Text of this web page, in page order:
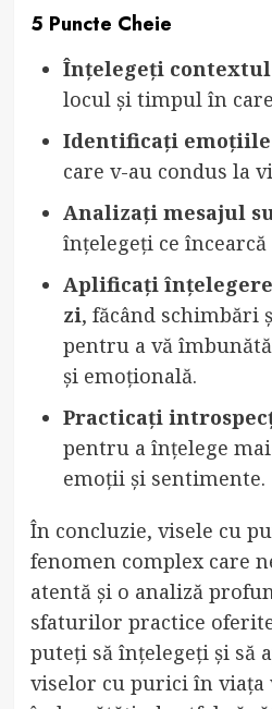
5 Puncte Cheie
Înțelegeți
locul și timpul în
Identificați
care v-au condus la
Analizați mesajul
înțelegeți ce încearcă
Aplificați
zi, făcând schimbări
pentru a vă
și emoțională.
Practicați
pentru a înțelege
emoții și sentimente.
În concluzie, visele cu
fenomen complex care
atentă și o analiză
sfaturilor practice
puteți să înțelegeți și să
viselor cu purici în viața